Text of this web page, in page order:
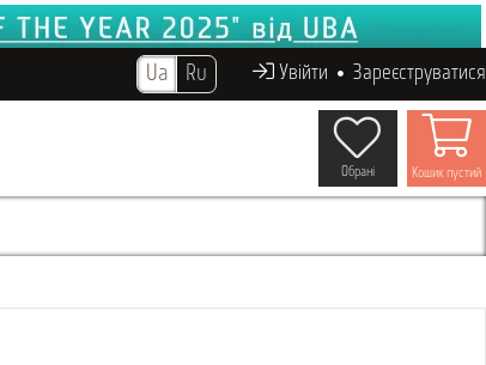
Увійти Зареєструватися
Ua Ru
Кошик пустий
Обрані